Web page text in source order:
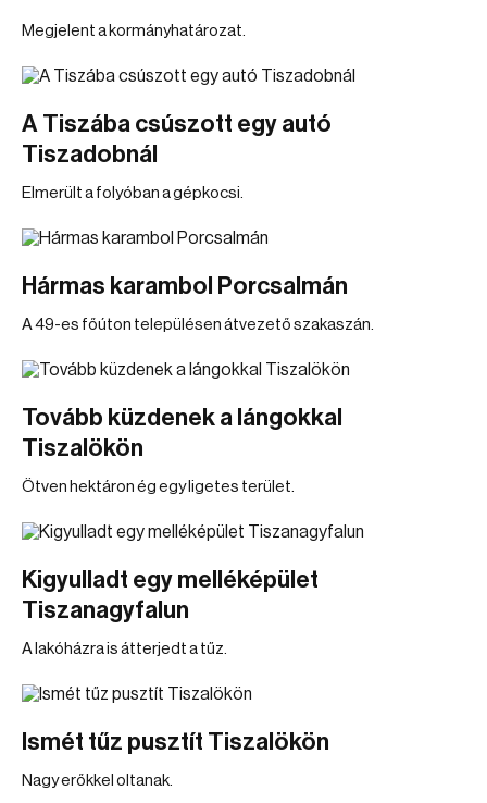
Megjelent a kormányhatározat.
A Tiszába csúszott egy autó
Tiszadobnál
Elmerült a folyóban a gépkocsi.
Hármas karambol Porcsalmán
A 49-es főúton településen átvezető szakaszán.
Tovább küzdenek a lángokkal
Tiszalökön
Ötven hektáron ég egy ligetes terület.
Kigyulladt egy melléképület
Tiszanagyfalun
A lakóházra is átterjedt a tűz.
Ismét tűz pusztít Tiszalökön
Nagy erőkkel oltanak.